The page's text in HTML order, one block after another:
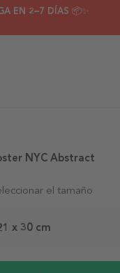
EN 2–7 DÍAS 📦✨
el tamaño
x 30 cm
NYC Abstract